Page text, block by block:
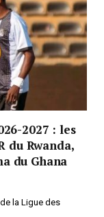
2027 : les
du Rwanda,
du Ghana
la Ligue des